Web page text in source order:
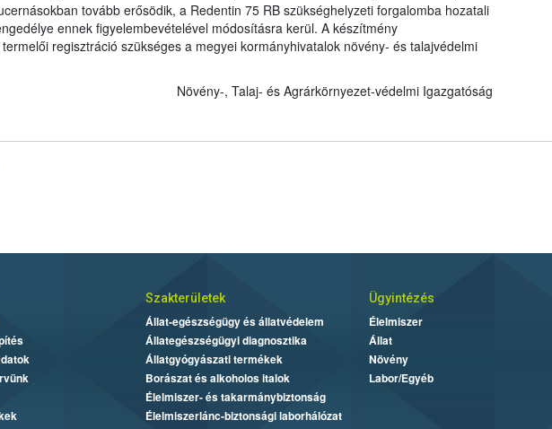
tovább erősödik, a Redentin 75 RB szükséghelyzeti forgalomba hozatali
ennek figyelembevételével módosításra kerül. A készítmény
regisztráció szükséges a megyei kormányhivatalok növény- és talajvédelmi
Növény-, Talaj- és Agrárkörnyezet-védelmi Igazgatóság
Szakterületek
Állat-egészségügy és állatvédelem
Állategészségügyi diagnosztika
Állatgyógyászati termékek
Borászat és alkoholos italok
Élelmiszer- és takarmánybiztonság
Élelmiszerlánc-biztonsági laborhálózat
Ügyintézés
Élelmiszer
Állat
Növény
Labor/Egyéb